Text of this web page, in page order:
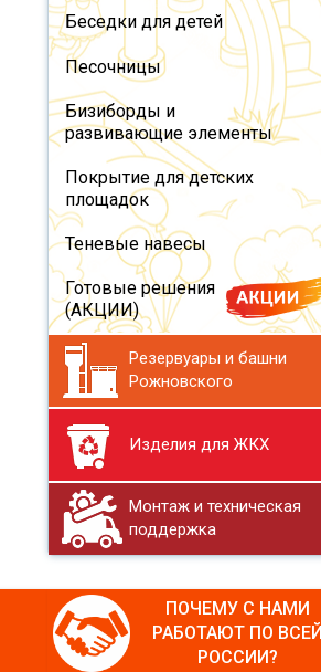
Беседки для детей
Песочницы
Бизиборды и
развивающие элементы
Покрытие для детских
площадок
Теневые навесы
Готовые решения
(АКЦИИ)
Резервуары и башни
Рожновского
Изделия для ЖКХ
Монтаж и техническая
поддержка
ПОЧЕМУ С НАМИ
РАБОТАЮТ ПО ВСЕЙ
РОССИИ?